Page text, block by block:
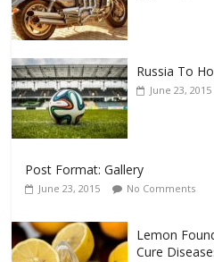
Russia To
June 23, 2015
Post Format: Gallery
June 23, 2015 No Comments
Lemon
Cure